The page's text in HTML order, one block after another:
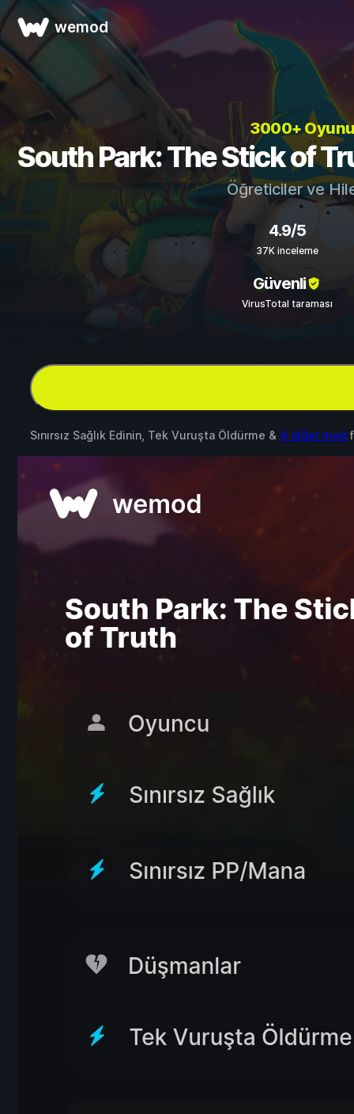
wemod
3000+
South Park: The Stick of
Öğreticiler ve
4.9/5
37K inceleme
Güvenli
VirusTotal taraması
Sınırsız Sağlık Edinin, Tek Vuruşta Öldürme & 4 diğer mod